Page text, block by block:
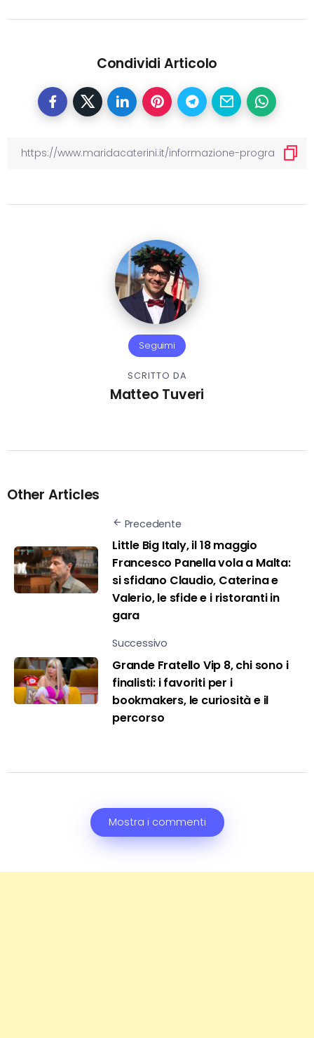
Condividi Articolo
Seguimi
SCRITTO DA
Matteo Tuveri
Other Articles
Precedente
Little Big Italy, il 18 maggio
Francesco Panella vola a Malta:
si sfidano Claudio, Caterina e
Valerio, le sfide e i ristoranti in
gara
Successivo
Grande Fratello Vip 8, chi sono i
finalisti: i favoriti per i
bookmakers, le curiosità e il
percorso
Mostra i commenti